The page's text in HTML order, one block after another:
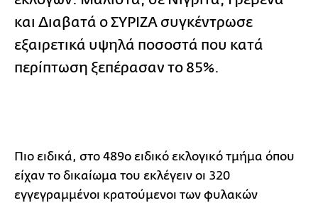
και Διαβατά ο ΣΥΡΙΖΑ συγκέντρωσε
εξαιρετικά υψηλά ποσοστά που κατά
περίπτωση ξεπέρασαν το 85%.
Πιο ειδικά, στο 489ο ειδικό εκλογικό τμήμα όπου
είχαν το δικαίωμα του εκλέγειν οι 320
εγγεγραμμένοι κρατούμενοι των φυλακών